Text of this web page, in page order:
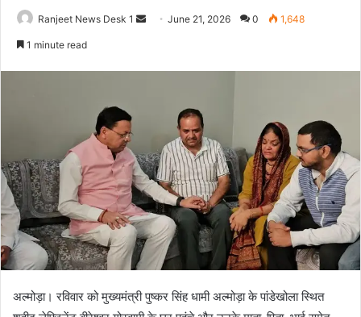
Ranjeet News Desk 1
m
a
i
l
June 21, 2026 0 1,648
1 minute read
अल्मोड़ा। रविवार को मुख्यमंत्री पुष्कर सिंह धामी अल्मोड़ा के पांडेखोला स्थित